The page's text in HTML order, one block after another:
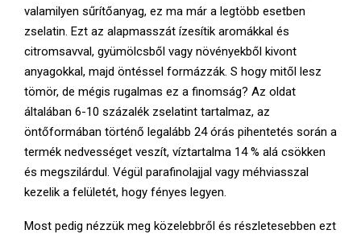
valamilyen sűrítőanyag, ez ma már a legtöbb esetben
zselatin. Ezt az alapmasszát ízesítik aromákkal és
citromsavval, gyümölcsből vagy növényekből kivont
anyagokkal, majd öntéssel formázzák. S hogy mitől lesz
tömör, de mégis rugalmas ez a finomság? Az oldat
általában 6-10 százalék zselatint tartalmaz, az
öntőformában történő legalább 24 órás pihentetés során a
termék nedvességet veszít, víztartalma 14 % alá csökken
és megszilárdul. Végül parafinolajjal vagy méhviasszal
kezelik a felületét, hogy fényes legyen.
Most pedig nézzük meg közelebbről és részletesebben ezt